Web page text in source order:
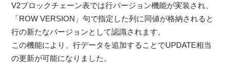
V2ブロックチェーン表では行バージョン機能が実装され、
「ROW VERSION」句で指定した列に同値が格納されると
行の新たなバージョンとして認識されます。
この機能により、行データを追加することでUPDATE相当
の更新が可能になりました。